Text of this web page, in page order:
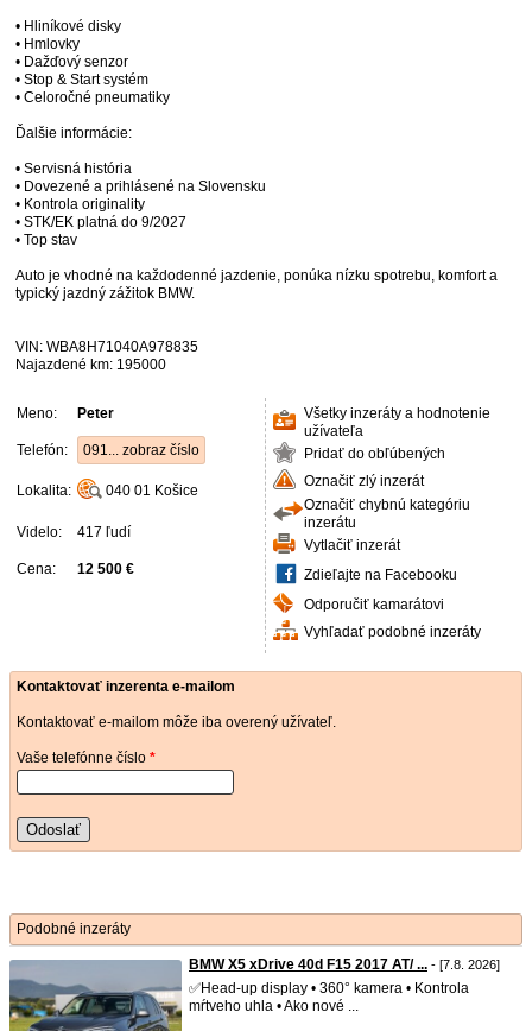
• Hliníkové disky
• Hmlovky
• Dažďový senzor
• Stop & Start systém
• Celoročné pneumatiky
Ďalšie informácie:
• Servisná história
• Dovezené a prihlásené na Slovensku
• Kontrola originality
• STK/EK platná do 9/2027
• Top stav
Auto je vhodné na každodenné jazdenie, ponúka nízku spotrebu, komfort a
typický jazdný zážitok BMW.
VIN: WBA8H71040A978835
Najazdené km: 195000
Meno: Peter
Telefón: 091... zobraz číslo
Lokalita: 040 01 Košice
Videlo: 417 ľudí
Cena: 12 500 €
Všetky inzeráty a hodnotenie
užívateľa
Pridať do obľúbených
Označiť zlý inzerát
Označiť chybnú kategóriu
inzerátu
Vytlačiť inzerát
Zdieľajte na Facebooku
Odporučiť kamarátovi
Vyhľadať podobné inzeráty
Kontaktovať inzerenta e-mailom
Kontaktovať e-mailom môže iba overený užívateľ.
Vaše telefónne číslo *
Odoslať
Podobné inzeráty
BMW X5 xDrive 40d F15 2017 AT/ ... - [7.8. 2026]
✅Head-up display • 360° kamera • Kontrola
mŕtveho uhla • Ako nové ...